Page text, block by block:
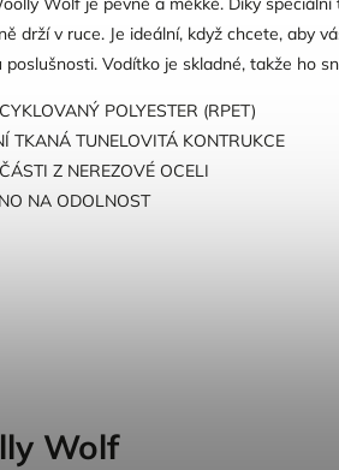
drží v ruce. Je ideální, když chcete, aby
poslušnosti. Vodítko je skladné, takže ho
POLYESTER (RPET)
TKANÁ TUNELOVITÁ KONTRUKCE
Z NEREZOVÉ OCELI
NA ODOLNOST
Wolf